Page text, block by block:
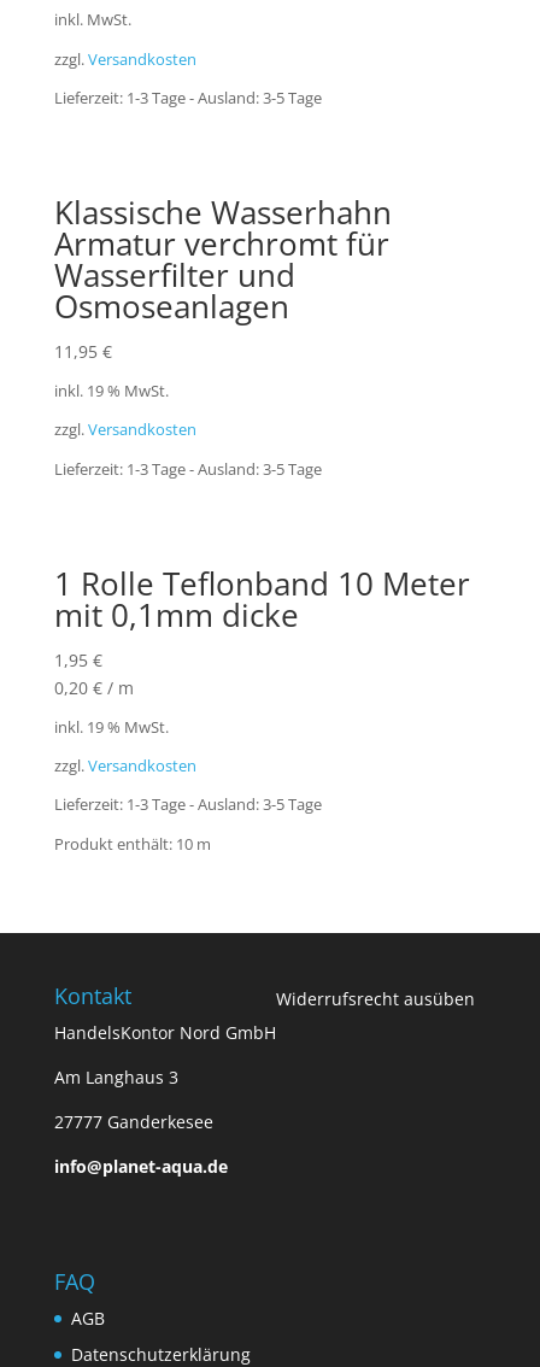
inkl. MwSt.
zzgl.Versandkosten
Lieferzeit: 1-3 Tage - Ausland: 3-5 Tage
Klassische Wasserhahn
Armatur verchromt für
Wasserfilter und
Osmoseanlagen
11,95 €
inkl. 19 % MwSt.
zzgl.Versandkosten
Lieferzeit: 1-3 Tage - Ausland: 3-5 Tage
1 Rolle Teflonband 10 Meter
mit 0,1mm dicke
1,95 €
0,20 €/ m
inkl. 19 % MwSt.
zzgl.Versandkosten
Lieferzeit: 1-3 Tage - Ausland: 3-5 Tage
Produkt enthält: 10 m
Kontakt
HandelsKontor Nord GmbH
Am Langhaus 3
27777 Ganderkesee
info@planet-aqua.de
Widerrufsrecht ausüben
FAQ
AGB
Datenschutzerklärung